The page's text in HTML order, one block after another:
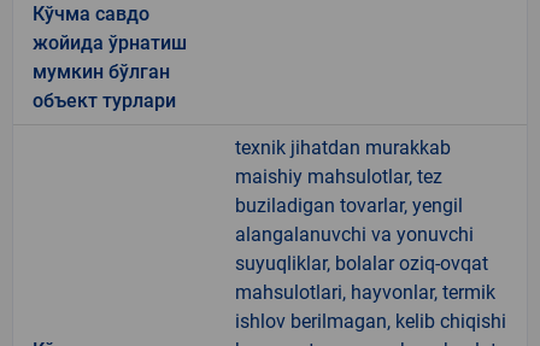
Кўчма савдо
жойида ўрнатиш
мумкин бўлган
объект турлари
texnik jihatdan murakkab
maishiy mahsulotlar, tez
buziladigan tovarlar, yengil
alangalanuvchi va yonuvchi
suyuqliklar, bolalar oziq-ovqat
mahsulotlari, hayvonlar, termik
ishlov berilmagan, kelib chiqishi